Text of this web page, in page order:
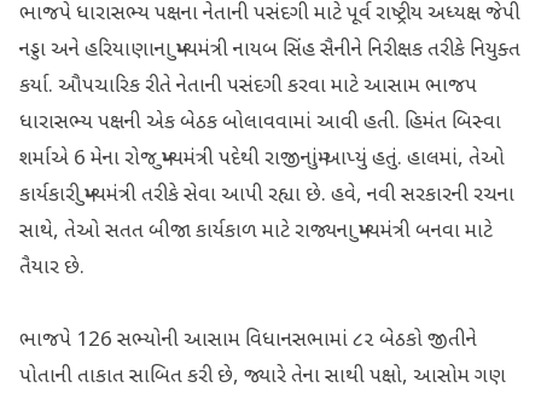
ભાજપે ધારાસભ્ય પક્ષના નેતાની પસંદગી માટે પૂર્વ રાષ્ટ્રીય અધ્યક્ષ જેપી
નડ્ડા અને હરિયાણાના મુખ્યમંત્રી નાયબ સિંહ સૈનીને નિરીક્ષક તરીકે નિયુક્ત
કર્યા. ઔપચારિક રીતે નેતાની પસંદગી કરવા માટે આસામ ભાજપ
ધારાસભ્ય પક્ષની એક બેઠક બોલાવવામાં આવી હતી. હિમંત બિસ્વા
શર્માએ 6 મેના રોજ મુખ્યમંત્રી પદેથી રાજીનામું આપ્યું હતું. હાલમાં, તેઓ
કાર્યકારી મુખ્યમંત્રી તરીકે સેવા આપી રહ્યા છે. હવે, નવી સરકારની રચના
સાથે, તેઓ સતત બીજા કાર્યકાળ માટે રાજ્યના મુખ્યમંત્રી બનવા માટે
તૈયાર છે.
ભાજપે 126 સભ્યોની આસામ વિધાનસભામાં ૮૨ બેઠકો જીતીને
પોતાની તાકાત સાબિત કરી છે, જ્યારે તેના સાથી પક્ષો, આસોમ ગણ